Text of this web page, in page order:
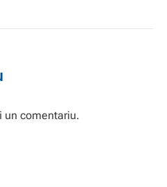
un comentariu.